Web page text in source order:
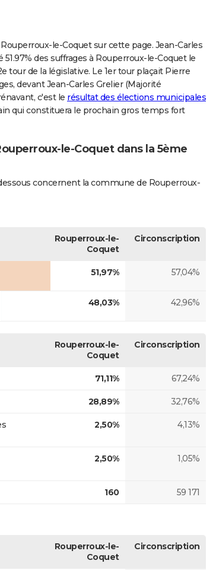
le-Coquet sur cette page. Jean-Carles
des suffrages à Rouperroux-le-Coquet le
tour de la législative. Le 1er tour plaçait Pierre
devant Jean-Carles Grelier (Majorité
c'est le résultat des élections municipales
qui constituera le prochain gros temps fort
le-Coquet dans la 5ème
concernent la commune de Rouperroux-
Rouperroux-le-
Coquet
Circonscription
51,97% 57,04%
48,03% 42,96%
Rouperroux-le-
Coquet
Circonscription
71,11% 67,24%
28,89% 32,76%
2,50% 4,13%
2,50% 1,05%
160 59 171
Rouperroux-le-
Coquet
Circonscription